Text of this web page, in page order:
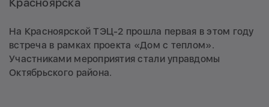
Красноярска
На Красноярской ТЭЦ-2 прошла первая в этом году
встреча в рамках проекта «Дом с теплом».
Участниками мероприятия стали управдомы
Октябрьского района.